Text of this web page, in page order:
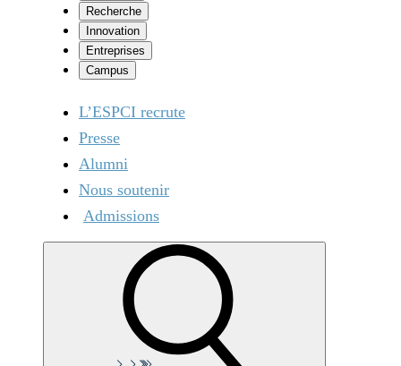
Recherche
Innovation
Entreprises
Campus
L’ESPCI recrute
Presse
Alumni
Nous soutenir
Admissions